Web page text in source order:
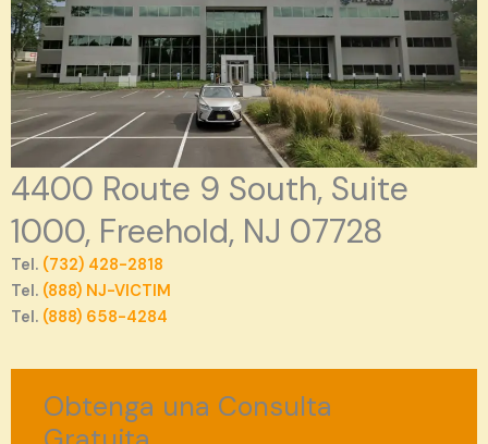
4400 Route 9 South, Suite
1000, Freehold, NJ 07728
Tel. (732) 428-2818
Tel. (888) NJ-VICTIM
Tel. (888) 658-4284
Obtenga una Consulta